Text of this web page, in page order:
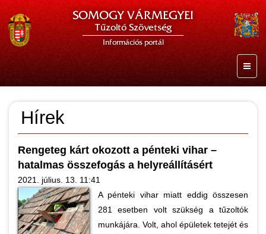
SOMOGY VÁRMEGYEI
Tűzoltó Szövetség
Információs portál
Hírek
Rengeteg kárt okozott a pénteki vihar –
hatalmas összefogás a helyreállításért
2021. július. 13. 11:41
A pénteki vihar miatt eddig összesen
281 esetben volt szükség a tűzoltók
munkájára. Volt, ahol épületek tetejét és